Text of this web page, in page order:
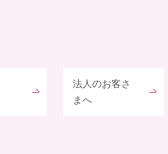
法人のお客さ
まへ